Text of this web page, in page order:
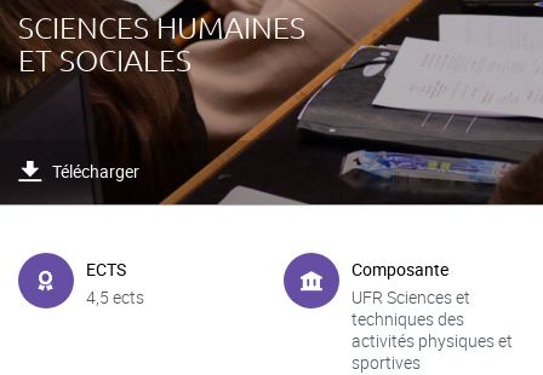
SCIENCES HUMAINES
ET SOCIALES
Télécharger
ECTS
4,5 ects
Composante
UFR Sciences et
techniques des
activités physiques et
sportives